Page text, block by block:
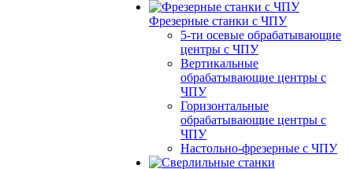
Фрезерные станки с ЧПУ
5-ти осевые обрабатывающие
центры с ЧПУ
Вертикальные
обрабатывающие центры с
ЧПУ
Горизонтальные
обрабатывающие центры с
ЧПУ
Настольно-фрезерные с ЧПУ